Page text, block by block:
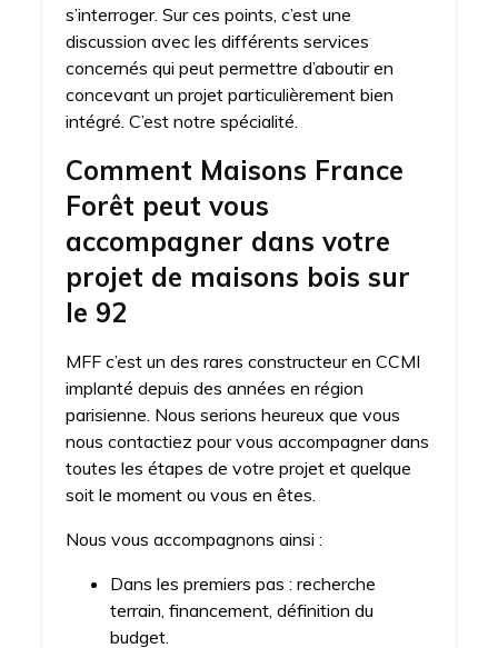
s’interroger. Sur ces points, c’est une
discussion avec les différents services
concernés qui peut permettre d’aboutir en
concevant un projet particulièrement bien
intégré. C’est notre spécialité.
Comment Maisons France
Forêt peut vous
accompagner dans votre
projet de maisons bois sur
le 92
MFF c’est un des rares constructeur en CCMI
implanté depuis des années en région
parisienne. Nous serions heureux que vous
nous contactiez pour vous accompagner dans
toutes les étapes de votre projet et quelque
soit le moment ou vous en êtes.
Nous vous accompagnons ainsi :
Dans les premiers pas : recherche
terrain, financement, définition du
budget.